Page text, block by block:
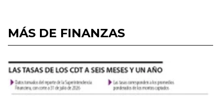
MÁS DE FINANZAS